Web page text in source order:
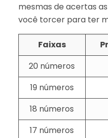
mesmas de acertas
você torcer para ter
Faixas
20 números
19 números
18 números
17 números